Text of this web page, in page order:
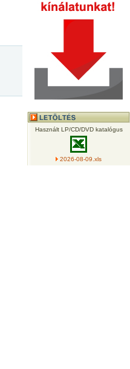
Használt LP/CD/DVD katalógus
2026-08-09.xls